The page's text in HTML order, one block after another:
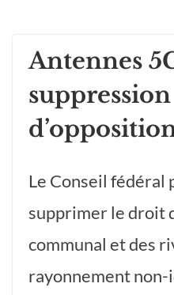
Antennes
Le Conseil fédéral
supprimer le droit
communal et des
rayonnement non-